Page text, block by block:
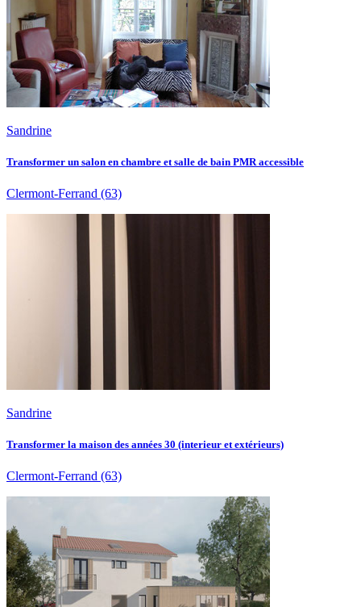
Sandrine
Transformer un salon en chambre et salle de bain PMR accessible
Clermont-Ferrand (63)
Sandrine
Transformer la maison des années 30 (interieur et extérieurs)
Clermont-Ferrand (63)